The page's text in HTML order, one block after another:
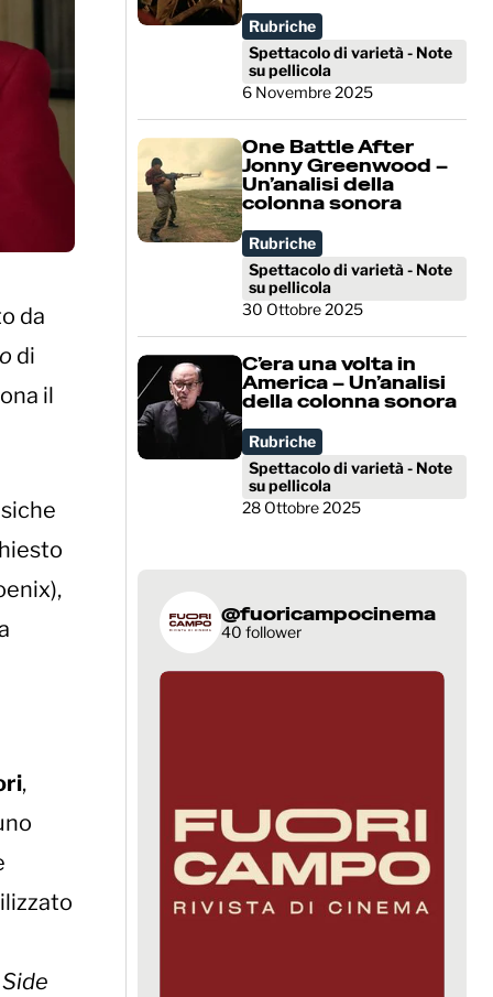
da
di
il
,
Rubriche
Spettacolo di varietà - Note
su pellicola
6 Novembre 2025
One Battle After
Jonny Greenwood –
Un’analisi della
colonna sonora
Rubriche
Spettacolo di varietà - Note
su pellicola
30 Ottobre 2025
C’era una volta in
America – Un’analisi
della colonna sonora
Rubriche
Spettacolo di varietà - Note
su pellicola
28 Ottobre 2025
@fuoricampocinema
40 follower